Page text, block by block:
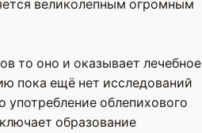
великолепным огромным
то оно и оказывает лечебное
пока ещё нет исследований
употребление облепихового
образование